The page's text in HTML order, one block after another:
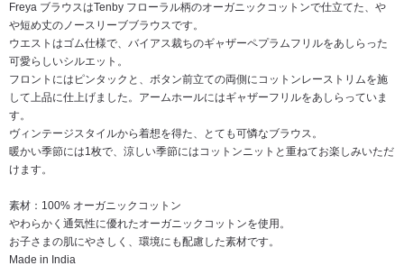
Freya ブラウスはTenby フローラル柄のオーガニックコットンで仕立てた、や
や短め丈のノースリーブブラウスです。
ウエストはゴム仕様で、バイアス裁ちのギャザーペプラムフリルをあしらった
可愛らしいシルエット。
フロントにはピンタックと、ボタン前立ての両側にコットンレーストリムを施
して上品に仕上げました。アームホールにはギャザーフリルをあしらっていま
す。
ヴィンテージスタイルから着想を得た、とても可憐なブラウス。
暖かい季節には1枚で、涼しい季節にはコットンニットと重ねてお楽しみいただ
けます。
素材：100% オーガニックコットン
やわらかく通気性に優れたオーガニックコットンを使用。
お子さまの肌にやさしく、環境にも配慮した素材です。
Made in India